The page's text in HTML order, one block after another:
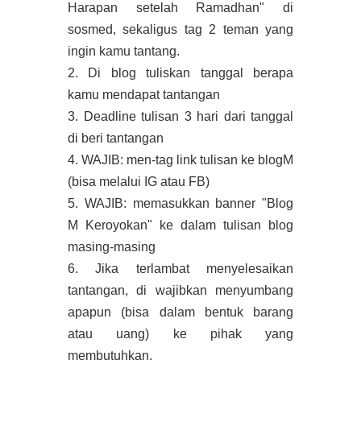
Harapan setelah Ramadhan" di
sosmed, sekaligus tag 2 teman yang
ingin kamu tantang.
2. Di blog tuliskan tanggal berapa
kamu mendapat tantangan
3. Deadline tulisan 3 hari dari tanggal
di beri tantangan
4. WAJIB: men-tag link tulisan ke blogM
(bisa melalui IG atau FB)
5. WAJIB: memasukkan banner "Blog
M Keroyokan" ke dalam tulisan blog
masing-masing
6. Jika terlambat menyelesaikan
tantangan, di wajibkan menyumbang
apapun (bisa dalam bentuk barang
atau uang) ke pihak yang
membutuhkan.